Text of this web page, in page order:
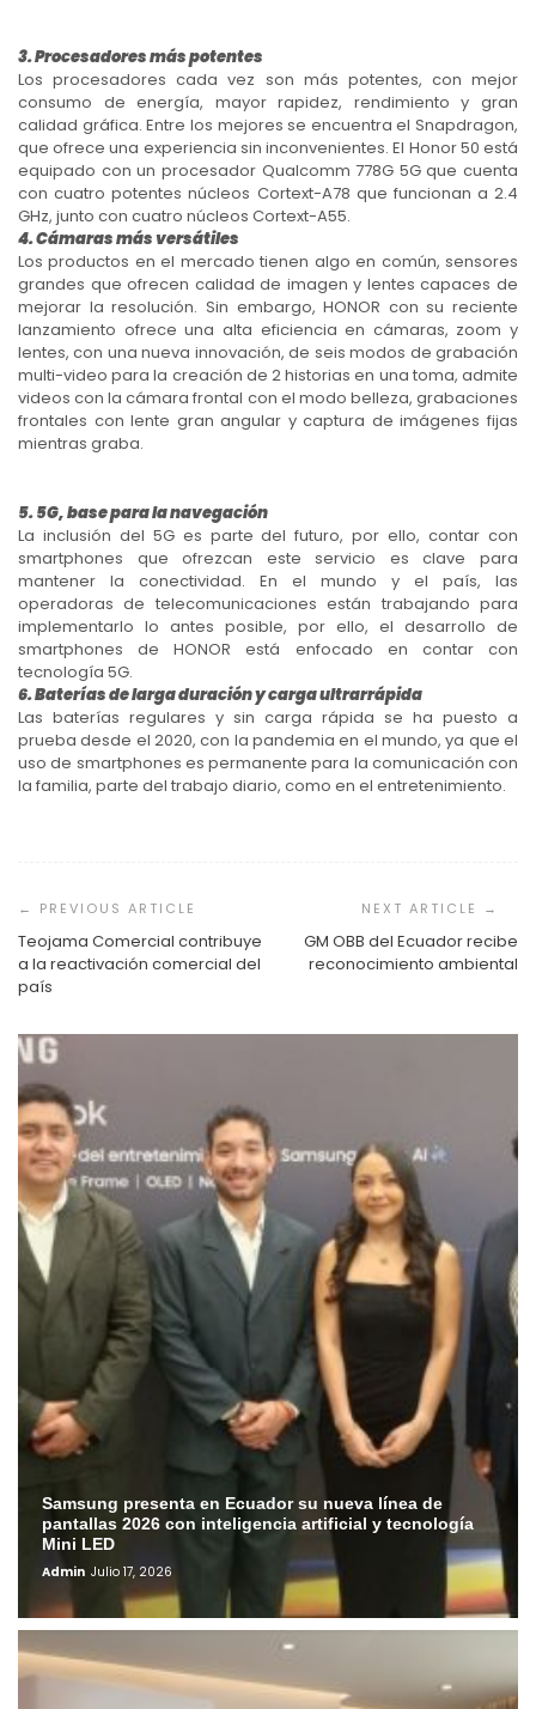
3. Procesadores más potentes
Los procesadores cada vez son más potentes, con mejor
consumo de energía, mayor rapidez, rendimiento y gran
calidad gráfica. Entre los mejores se encuentra el Snapdragon,
que ofrece una experiencia sin inconvenientes. El Honor 50 está
equipado con un procesador Qualcomm 778G 5G que cuenta
con cuatro potentes núcleos Cortext-A78 que funcionan a 2.4
GHz, junto con cuatro núcleos Cortext-A55.
4. Cámaras más versátiles
Los productos en el mercado tienen algo en común, sensores
grandes que ofrecen calidad de imagen y lentes capaces de
mejorar la resolución. Sin embargo, HONOR con su reciente
lanzamiento ofrece una alta eficiencia en cámaras, zoom y
lentes, con una nueva innovación, de seis modos de grabación
multi-video para la creación de 2 historias en una toma, admite
videos con la cámara frontal con el modo belleza, grabaciones
frontales con lente gran angular y captura de imágenes fijas
mientras graba.
5. 5G, base para la navegación
La inclusión del 5G es parte del futuro, por ello, contar con
smartphones que ofrezcan este servicio es clave para
mantener la conectividad. En el mundo y el país, las
operadoras de telecomunicaciones están trabajando para
implementarlo lo antes posible, por ello, el desarrollo de
smartphones de HONOR está enfocado en contar con
tecnología 5G.
6. Baterías de larga duración y carga ultrarrápida
Las baterías regulares y sin carga rápida se ha puesto a
prueba desde el 2020, con la pandemia en el mundo, ya que el
uso de smartphones es permanente para la comunicación con
la familia, parte del trabajo diario, como en el entretenimiento.
de
entradas
Teojama Comercial contribuye
a la reactivación comercial del
país
GM OBB del Ecuador recibe
reconocimiento ambiental
Samsung presenta en Ecuador su nueva línea de
pantallas 2026 con inteligencia artificial y tecnología
Mini LED
Admin Julio 17, 2026